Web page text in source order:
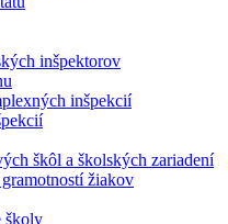
inšpektorov
inšpekcií
škôl a školských zariadení
žiakov
školy